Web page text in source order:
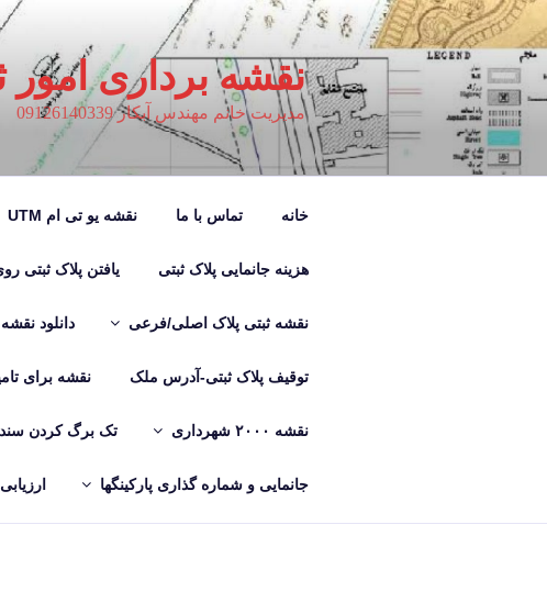
رفتن
به
محتوا
نقشه برداری امور
مدیریت خانم مهندس آبکار 09126140339
خانه تماس با ما نقشه یو تی ام UTM
هزینه جانمایی پلاک ثبتی یافتن پلاک ثبتی
نقشه ثبتی پلاک اصلی/فرعی دانلود
توقیف پلاک ثبتی-آدرس ملک نقشه برای
نقشه ۲۰۰۰ شهرداری تک برگ کردن
جانمایی و شماره گذاری پارکینگها